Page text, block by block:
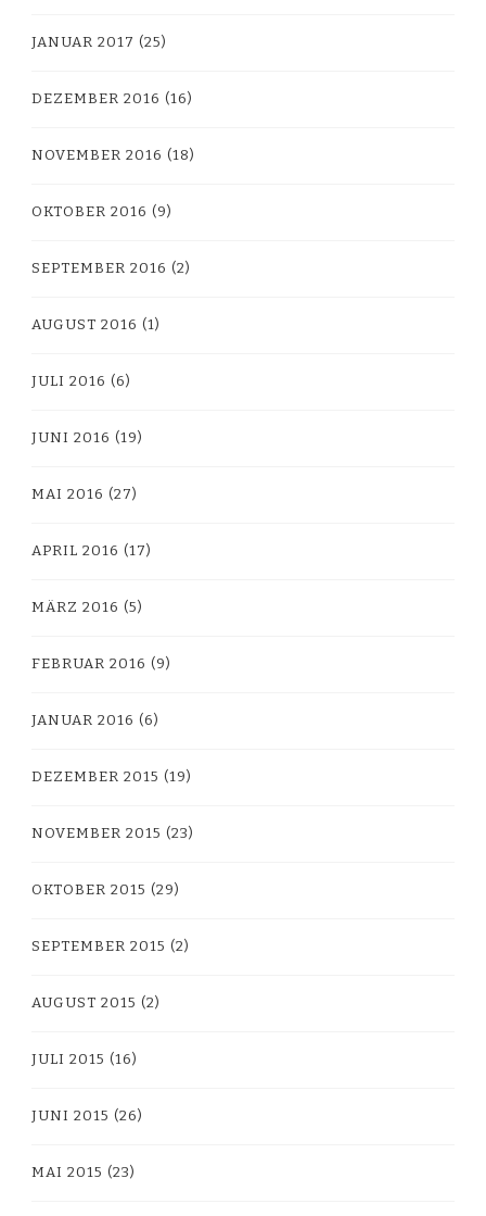
JANUAR 2017 (25)
DEZEMBER 2016 (16)
NOVEMBER 2016 (18)
OKTOBER 2016 (9)
SEPTEMBER 2016 (2)
AUGUST 2016 (1)
JULI 2016 (6)
JUNI 2016 (19)
MAI 2016 (27)
APRIL 2016 (17)
MÄRZ 2016 (5)
FEBRUAR 2016 (9)
JANUAR 2016 (6)
DEZEMBER 2015 (19)
NOVEMBER 2015 (23)
OKTOBER 2015 (29)
SEPTEMBER 2015 (2)
AUGUST 2015 (2)
JULI 2015 (16)
JUNI 2015 (26)
MAI 2015 (23)